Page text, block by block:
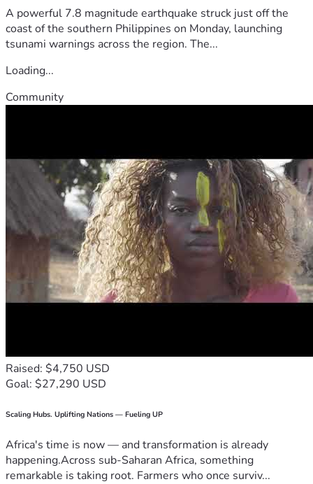
A powerful 7.8 magnitude earthquake struck just off the
coast of the southern Philippines on Monday, launching
tsunami warnings across the region. The...
Loading...
Community
Raised: $4,750 USD
Goal: $27,290 USD
Scaling Hubs. Uplifting Nations — Fueling UP
Africa's time is now — and transformation is already
happening.Across sub-Saharan Africa, something
remarkable is taking root. Farmers who once surviv...